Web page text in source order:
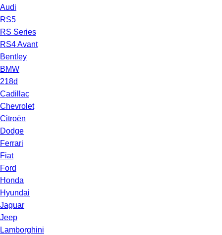
Audi
RS5
RS Series
RS4 Avant
Bentley
BMW
218d
Cadillac
Chevrolet
Citroën
Dodge
Ferrari
Fiat
Ford
Honda
Hyundai
Jaguar
Jeep
Lamborghini